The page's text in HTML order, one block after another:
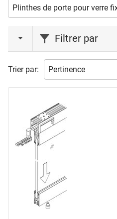
Filtrer par
marques
HAWA (1)
domaine d'application
portes
(1)
verre (1)
gamme de produits
Aperto
disponibilité
n'est plus disponible
Trier par: